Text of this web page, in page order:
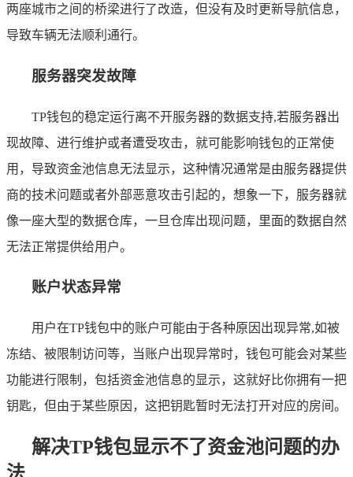
两座城市之间的桥梁进行了改造，但没有及时更新导航信息，
导致车辆无法顺利通行。
服务器突发故障
TP钱包的稳定运行离不开服务器的数据支持,若服务器出
现故障、进行维护或者遭受攻击，就可能影响钱包的正常使
用，导致资金池信息无法显示，这种情况通常是由服务器提供
商的技术问题或者外部恶意攻击引起的，想象一下，服务器就
像一座大型的数据仓库，一旦仓库出现问题，里面的数据自然
无法正常提供给用户。
账户状态异常
用户在TP钱包中的账户可能由于各种原因出现异常,如被
冻结、被限制访问等，当账户出现异常时，钱包可能会对某些
功能进行限制，包括资金池信息的显示，这就好比你拥有一把
钥匙，但由于某些原因，这把钥匙暂时无法打开对应的房间。
解决TP钱包显示不了资金池问题的办